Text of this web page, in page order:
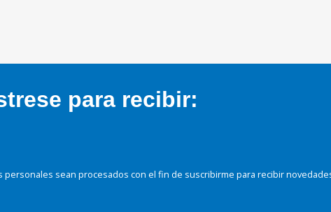
para recibir:
personales sean procesados con el fin de suscribirme para recibir